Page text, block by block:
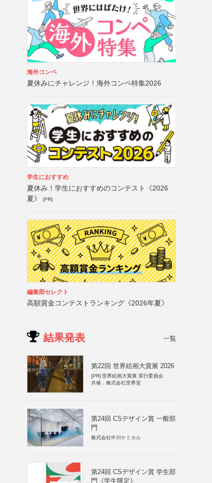
海外コンペ
夏休みにチャレンジ！海外コンペ特集2026
学生におすすめ
夏休み！学生におすすめのコンテスト《2026
夏》
[PR]
編集部セレクト
高額賞金コンテストランキング《2026年夏》
結果発表 一覧
第22回 世界絵画大賞展 2026
[PR] 世界絵画大賞展 実行委員会
共催：株式会社世界堂
第24回 CSデザイン賞 一般部
門
株式会社中川ケミカル
第24回 CSデザイン賞 学生部
門《学生限定》